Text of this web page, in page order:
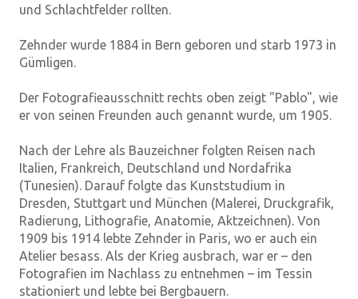
und Schlachtfelder rollten.
Zehnder wurde 1884 in Bern geboren und starb 1973 in
Gümligen.
Der Fotografieausschnitt rechts oben zeigt "Pablo", wie
er von seinen Freunden auch genannt wurde, um 1905.
Nach der Lehre als Bauzeichner folgten Reisen nach
Italien, Frankreich, Deutschland und Nordafrika
(Tunesien). Darauf folgte das Kunststudium in
Dresden, Stuttgart und München (Malerei, Druckgrafik,
Radierung, Lithografie, Anatomie, Aktzeichnen). Von
1909 bis 1914 lebte Zehnder in Paris, wo er auch ein
Atelier besass. Als der Krieg ausbrach, war er – den
Fotografien im Nachlass zu entnehmen – im Tessin
stationiert und lebte bei Bergbauern.